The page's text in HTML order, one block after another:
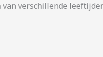
verschillende